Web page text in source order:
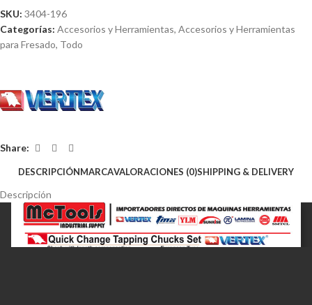
SKU: 3404-196
Categorías: Accesorios y Herramientas, Accesorios y Herramientas
para Fresado, Todo
Share:
DESCRIPCIÓNMARCAVALORACIONES (0)SHIPPING & DELIVERY
Descripción